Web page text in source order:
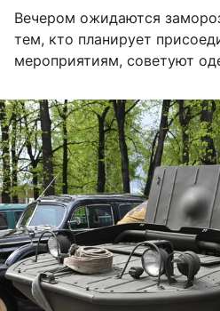
Вечером ожидаются
тем, кто планирует
мероприятиям, советуют